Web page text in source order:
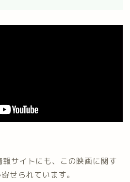
サイトにも、この映画に関す
せられています。